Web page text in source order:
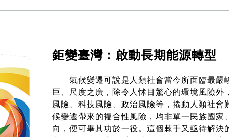
鉅變臺灣：啟動長期能源轉型
氣候變遷可說是人類社會當今所面臨最嚴
巨、尺度之廣，除令人怵目驚心的環境風險
風險、科技風險、政治風險等，捲動人類社會
候變遷帶來的複合性風險，均非單一民族國家
向，便可畢其功於一役。這個棘手又亟待解決